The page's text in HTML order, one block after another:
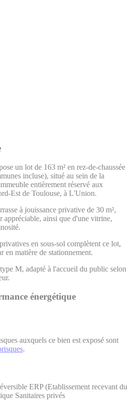
un lot de 163 m² en rez-de-chaussée
incluse), situé au sein de la
entièrement réservé aux
Est de Toulouse, à L'Union.
à jouissance privative de 30 m²,
appréciable, ainsi que d'une vitrine,
en sous-sol complètent ce lot,
en matière de stationnement.
M, adapté à l'accueil du public selon
énergétique
auxquels ce bien est exposé sont
.
ERP (Etablissement recevant du
Sanitaires privés